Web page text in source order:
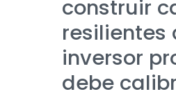
construir
resilientes
inversor
debe